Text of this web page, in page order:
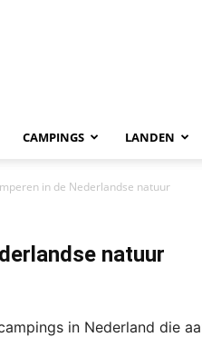
CAMPINGS LANDEN
in de Nederlandse natuur
natuur
in Nederland die